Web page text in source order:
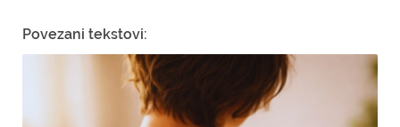
Povezani tekstovi: